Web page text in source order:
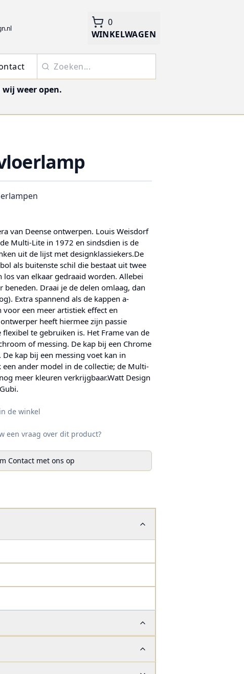
0
WINKELWAGEN
weer open.
van Deense ontwerpen. Louis Weisdorf
Multi-Lite in 1972 en sindsdien is de
uit de lijst met designklassiekers.De
als buitenste schil die bestaat uit twee
los van elkaar gedraaid worden. Allebei
beneden. Draai je de delen omlaag, dan
Extra spannend als de kappen a-
een meer artistiek effect en
heeft hiermee zijn passie
te gebruiken is. Het Frame van de
of messing. De kap bij een Chrome
kap bij een messing voet kan in
een ander model in de collectie; de Multi-
meer kleuren verkrijgbaar.Watt Design
de winkel
een vraag over dit product?
Contact met ons op